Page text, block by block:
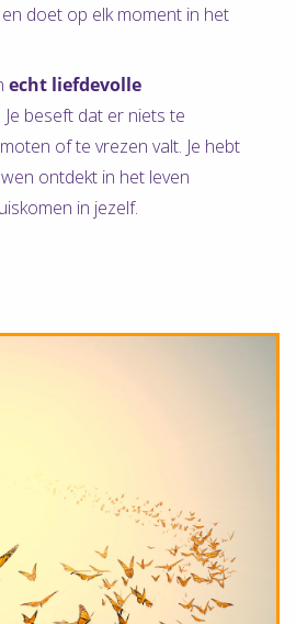
doet op elk moment in het
echt liefdevolle
Je beseft dat er niets te
of te vrezen valt. Je hebt
ontdekt in het leven
in jezelf.